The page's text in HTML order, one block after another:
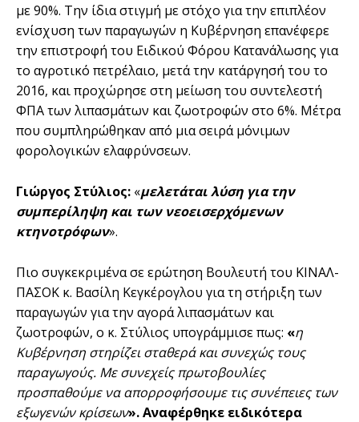
με 90%. Την ίδια στιγμή με στόχο για την επιπλέον
ενίσχυση των παραγωγών η Κυβέρνηση επανέφερε
την επιστροφή του Ειδικού Φόρου Κατανάλωσης για
το αγροτικό πετρέλαιο, μετά την κατάργησή του το
2016, και προχώρησε στη μείωση του συντελεστή
ΦΠΑ των λιπασμάτων και ζωοτροφών στο 6%. Μέτρα
που συμπληρώθηκαν από μια σειρά μόνιμων
φορολογικών ελαφρύνσεων.
Γιώργος Στύλιος: «μελετάται λύση για την
συμπερίληψη και των νεοεισερχόμενων
κτηνοτρόφων».
Πιο συγκεκριμένα σε ερώτηση Βουλευτή του ΚΙΝΑΛ-
ΠΑΣΟΚ κ. Βασίλη Κεγκέρογλου για τη στήριξη των
παραγωγών για την αγορά λιπασμάτων και
ζωοτροφών, ο κ. Στύλιος υπογράμμισε πως: «η
Κυβέρνηση στηρίζει σταθερά και συνεχώς τους
παραγωγούς. Με συνεχείς πρωτοβουλίες
προσπαθούμε να απορροφήσουμε τις συνέπειες των
εξωγενών κρίσεων». Αναφέρθηκε ειδικότερα